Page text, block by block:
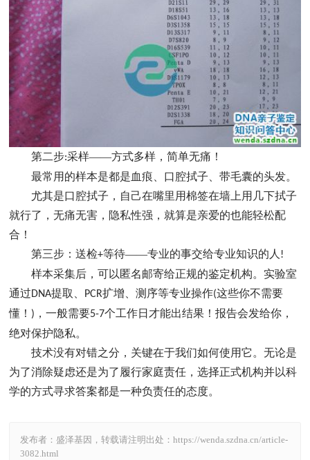
第二步:采样——方式多样，简单无痛！
最常用的样本是都是血痕、口腔拭子、带毛囊的头发。
尤其是口腔拭子，自己在嘴里用棉签在墙上用几下拭子
就行了，无痛无害，隐私性强，就算是亲爱的也能轻松配
合！
第三步：送检+等待——专业的事交给专业知识的人 !
样本采集后，可以匿名邮寄给正规的鉴定机构。实验室
通过DNA提取、 PCR扩增、测序等专业操作(这些你不需要
懂！ ) ，一般需要5-7个工作日才能出结果！报告会发给你，
绝对保护隐私。
技术没有对错之分，关键在于我们如何使用它。无论是
为了消除疑虑还是为了履行家庭责任，选择正式机构并以科
学的方式寻求答案都是一种负责任的态度。
发布者：盛泽基因，转载请注明出处： https://wenda.szdna.cn/article-
3082.html